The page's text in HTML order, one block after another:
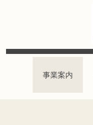
事業案内